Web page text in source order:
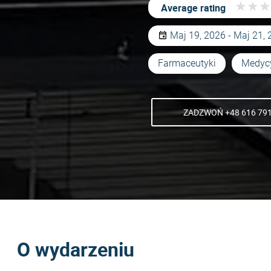
Average rating ★ ★ ★
★ ★ ★
Maj 19, 2026 - Maj 21,
Farmaceutyki
ZADZWOŃ +48 616
O wydarzeniu